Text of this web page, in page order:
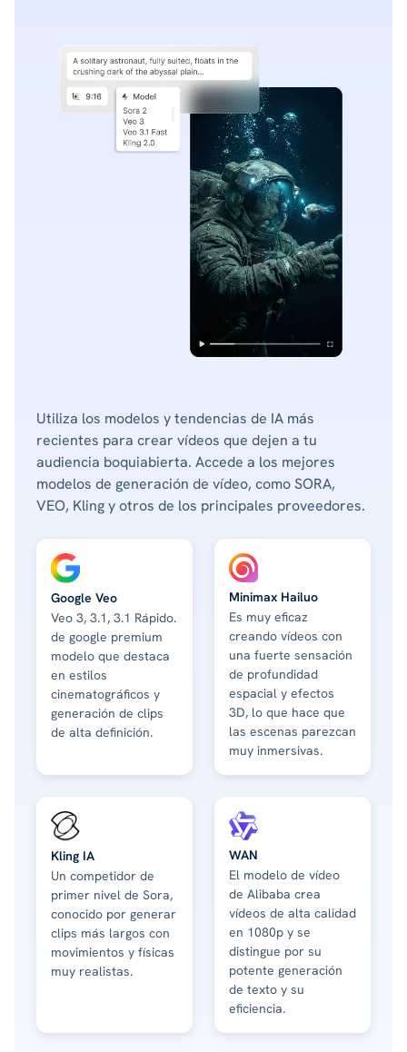
Utiliza los modelos y tendencias de IA más
recientes para crear vídeos que dejen a tu
audiencia boquiabierta. Accede a los mejores
modelos de generación de vídeo, como SORA,
VEO, Kling y otros de los principales proveedores.
Google Veo
Veo 3, 3.1, 3.1 Rápido.
de google premium
modelo que destaca
en estilos
cinematográficos y
generación de clips
de alta definición.
Minimax Hailuo
Es muy eficaz
creando vídeos con
una fuerte sensación
de profundidad
espacial y efectos
3D, lo que hace que
las escenas parezcan
muy inmersivas.
Kling IA
Un competidor de
primer nivel de Sora,
conocido por generar
clips más largos con
movimientos y físicas
muy realistas.
WAN
El modelo de vídeo
de Alibaba crea
vídeos de alta calidad
en 1080p y se
distingue por su
potente generación
de texto y su
eficiencia.